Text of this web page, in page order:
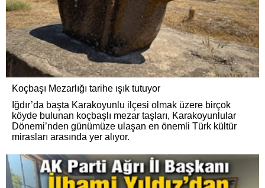
Koçbaşı Mezarlığı tarihe ışık tutuyor
Iğdır’da başta Karakoyunlu ilçesi olmak üzere birçok
köyde bulunan koçbaşlı mezar taşları, Karakoyunlular
Dönemi’nden günümüze ulaşan en önemli Türk kültür
mirasları arasında yer alıyor.